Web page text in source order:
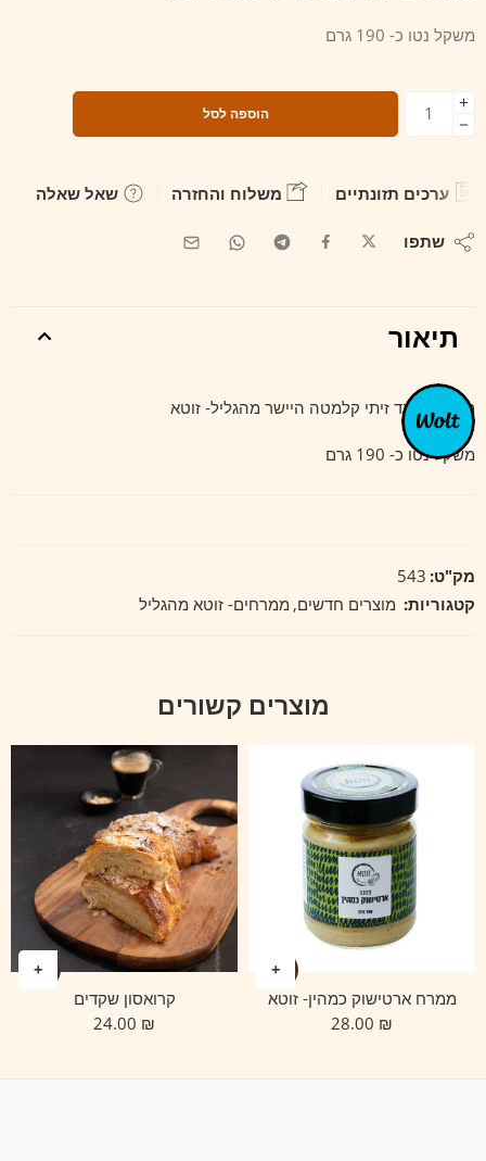
משקל נטו כ- 190 גרם
הוספה לסל
ערכים תזונתיים משלוח והחזרה שאל שאלה
שתפו
תיאור
ממרח טפנד זיתי קלמטה היישר מהגליל- זוטא
משקל נטו כ- 190 גרם
מק"ט: 543
קטגוריות: מוצרים חדשים, ממרחים- זוטא מהגליל
מוצרים קשורים
ממרח ארטישוק כמהין- זוטא
₪
קרואסון שקדים
₪